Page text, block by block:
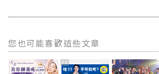
您也可能喜歡這些文章
PR